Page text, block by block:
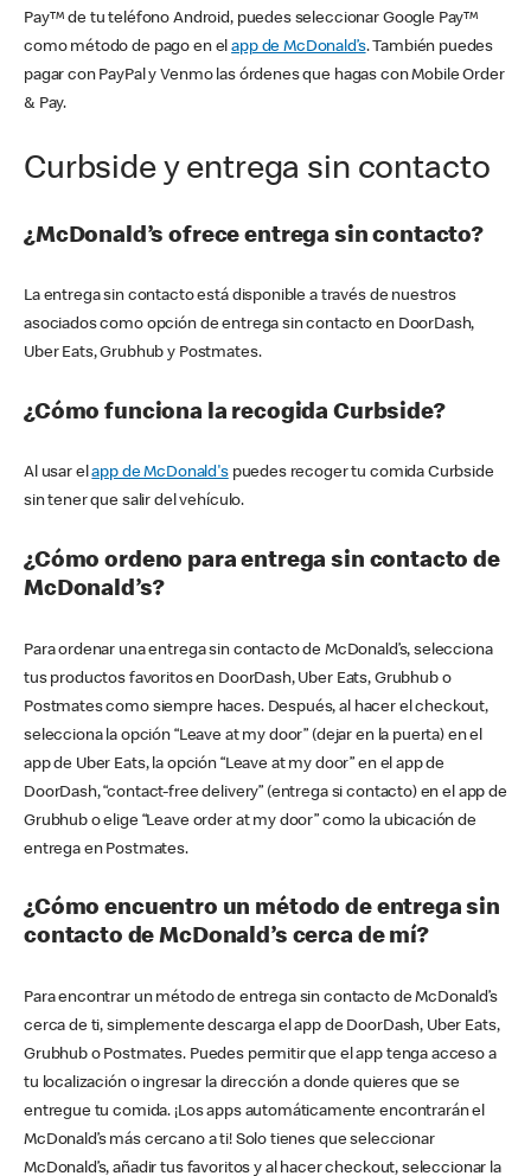
Pay™ de tu teléfono Android, puedes seleccionar Google Pay™
como método de pago en elapp de McDonald’s. También puedes
pagar con PayPal y Venmo las órdenes que hagas con Mobile Order
& Pay.
Curbside y entrega sin contacto
¿McDonald’s ofrece entrega sin contacto?
La entrega sin contacto está disponible a través de nuestros
asociados como opción de entrega sin contacto en DoorDash,
Uber Eats, Grubhub y Postmates.
¿Cómo funciona la recogida Curbside?
Al usar elapp de McDonald'spuedes recoger tu comida Curbside
sin tener que salir del vehículo.
¿Cómo ordeno para entrega sin contacto de
McDonald’s?
Para ordenar una entrega sin contacto de McDonald’s, selecciona
tus productos favoritos en DoorDash, Uber Eats, Grubhub o
Postmates como siempre haces. Después, al hacer el checkout,
selecciona la opción “Leave at my door” (dejar en la puerta) en el
app de Uber Eats, la opción “Leave at my door” en el app de
DoorDash, “contact-free delivery” (entrega si contacto) en el app de
Grubhub o elige “Leave order at my door” como la ubicación de
entrega en Postmates.
¿Cómo encuentro un método de entrega sin
contacto de McDonald’s cerca de mí?
Para encontrar un método de entrega sin contacto de McDonald’s
cerca de ti, simplemente descarga el app de DoorDash, Uber Eats,
Grubhub o Postmates. Puedes permitir que el app tenga acceso a
tu localización o ingresar la dirección a donde quieres que se
entregue tu comida. ¡Los apps automáticamente encontrarán el
McDonald’s más cercano a ti! Solo tienes que seleccionar
McDonald’s, añadir tus favoritos y al hacer checkout, seleccionar la